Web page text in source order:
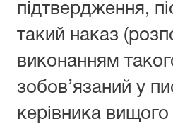
підтвердження,
такий наказ
виконанням
зобов’язаний у
керівника